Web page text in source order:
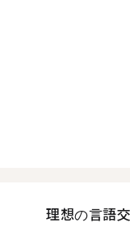
理想の言語